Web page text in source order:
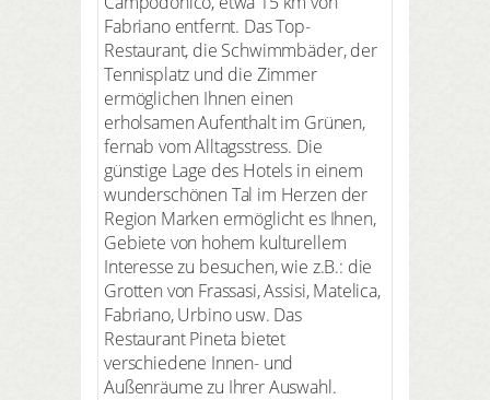
Fabriano entfernt. Das Top-
Restaurant, die Schwimmbäder, der
Tennisplatz und die Zimmer
ermöglichen Ihnen einen
erholsamen Aufenthalt im Grünen,
fernab vom Alltagsstress. Die
günstige Lage des Hotels in einem
wunderschönen Tal im Herzen der
Region Marken ermöglicht es Ihnen,
Gebiete von hohem kulturellem
Interesse zu besuchen, wie z.B.: die
Grotten von Frassasi, Assisi, Matelica,
Fabriano, Urbino usw. Das
Restaurant Pineta bietet
verschiedene Innen- und
Außenräume zu Ihrer Auswahl.